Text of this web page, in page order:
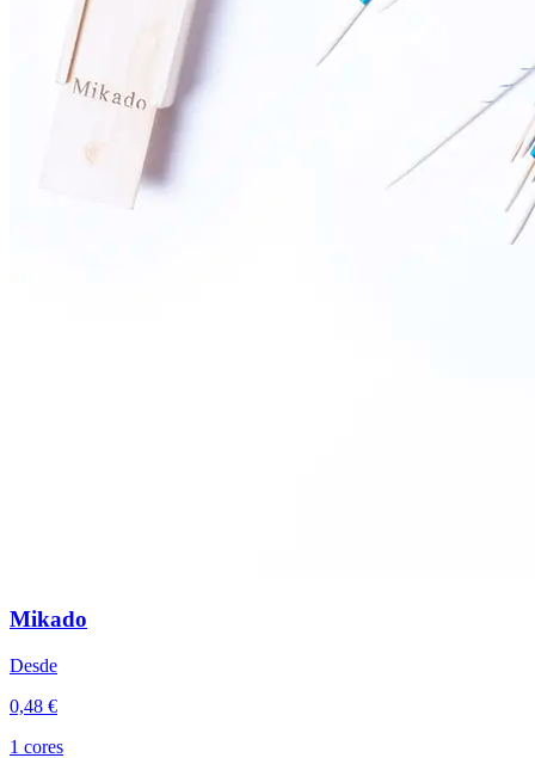
Mikado
Desde
0,48 €
1 cores